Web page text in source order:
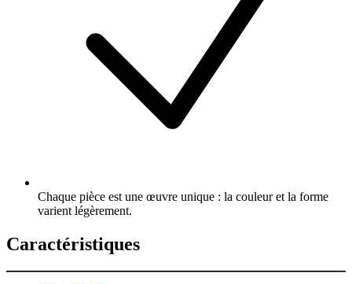
Chaque pièce est une œuvre unique : la couleur et la forme
varient légèrement.
Caractéristiques